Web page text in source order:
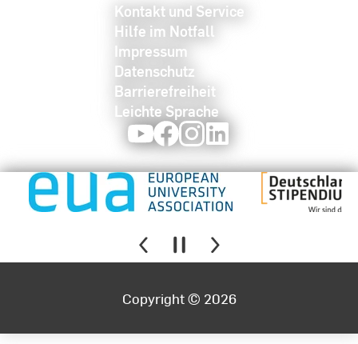
Kontakt und Service
Hilfe im Notfall
Impressum
Datenschutz
Barrierefreiheit
Leichte Sprache
YoutubeFacebookInstagram
Copyright © 2026